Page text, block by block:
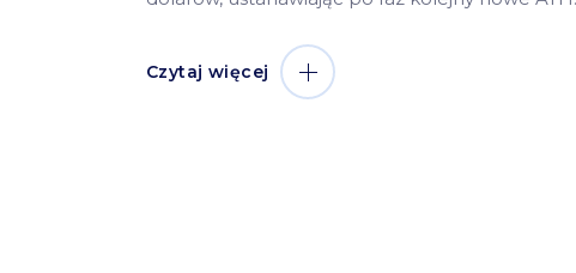
Czytaj więcej